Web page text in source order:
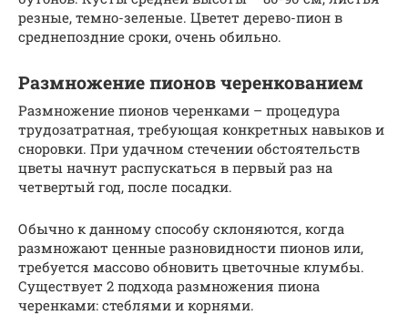
резные, темно-зеленые. Цветет дерево-пион в
среднепоздние сроки, очень обильно.
Размножение пионов черенкованием
Размножение пионов черенками – процедура
трудозатратная, требующая конкретных навыков и
сноровки. При удачном стечении обстоятельств
цветы начнут распускаться в первый раз на
четвертый год, после посадки.
Обычно к данному способу склоняются, когда
размножают ценные разновидности пионов или,
требуется массово обновить цветочные клумбы.
Существует 2 подхода размножения пиона
черенками: стеблями и корнями.